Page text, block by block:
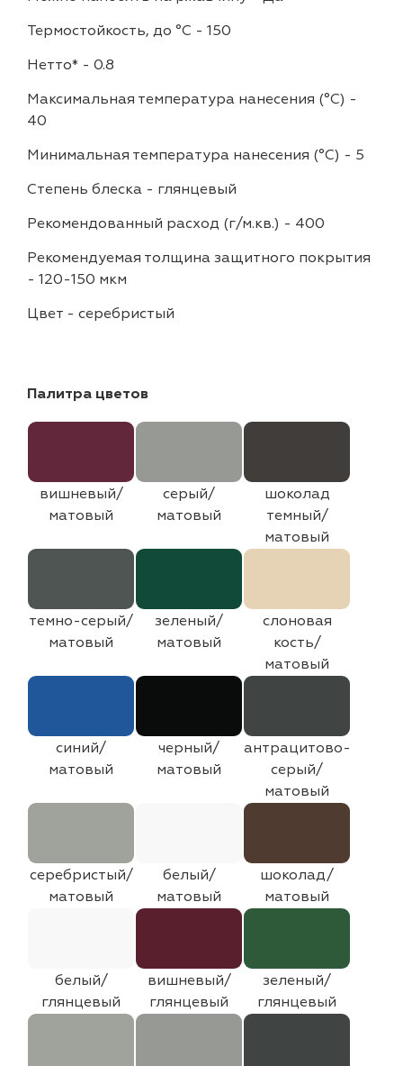
Термостойкость, до °C - 150
Нетто* - 0.8
Максимальная температура нанесения (°С) -
40
Минимальная температура нанесения (°С) - 5
Степень блеска - глянцевый
Рекомендованный расход (г/м.кв.) - 400
Рекомендуемая толщина защитного покрытия
- 120-150 мкм
Цвет - серебристый
Палитра цветов
вишневый/
матовый
серый/
матовый
шоколад
темный/
матовый
темно-серый/
матовый
зеленый/
матовый
слоновая
кость/
матовый
синий/
матовый
черный/
матовый
антрацитово-
серый/
матовый
серебристый/
матовый
белый/
матовый
шоколад/
матовый
белый/
глянцевый
вишневый/
глянцевый
зеленый/
глянцевый